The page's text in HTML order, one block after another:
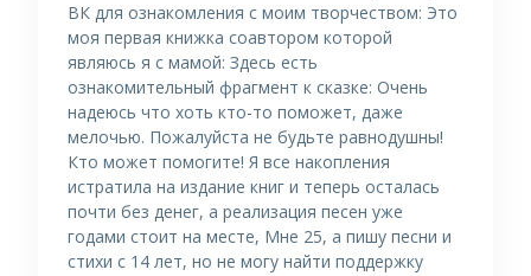
ВК для ознакомления с моим творчеством: Это
моя первая книжка соавтором которой
являюсь я с мамой: Здесь есть
ознакомительный фрагмент к сказке: Очень
надеюсь что хоть кто-то поможет, даже
мелочью. Пожалуйста не будьте равнодушны!
Кто может помогите! Я все накопления
истратила на издание книг и теперь осталась
почти без денег, а реализация песен уже
годами стоит на месте, Мне 25, а пишу песни и
стихи с 14 лет, но не могу найти поддержку